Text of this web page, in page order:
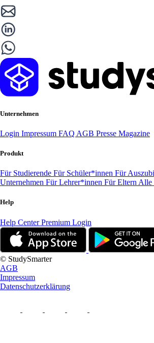
Unternehmen
Login Impressum FAQ AGB Presse Magazine
Produkt
Für Studierende Für Schüler*innen Für
Unternehmen Für Lehrer*innen Für Eltern Alle
Help
Help CenterPremium Login
© StudySmarter
AGB
Impressum
Datenschutzerklärung